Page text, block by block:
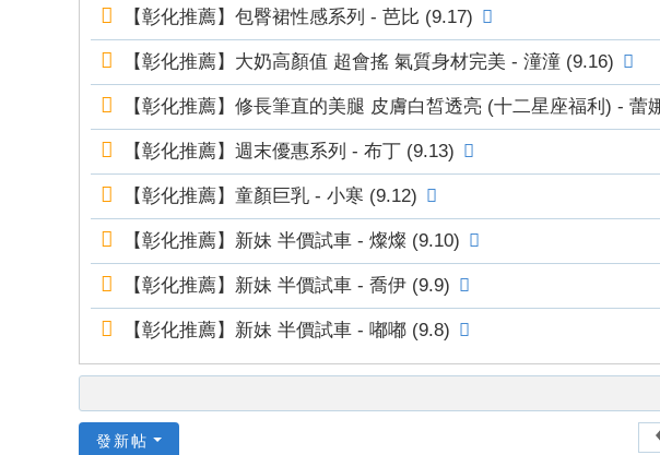
88
【彰化推薦】包臀裙性感系列 - 芭比 (9.17)
【彰化推薦】大奶高顏值 超會搖 氣質身材完美 - 潼潼 (9.16)
【彰化推薦】修長筆直的美腿 皮膚白皙透亮 (十二星座福利) - 蕾
【彰化推薦】週末優惠系列 - 布丁 (9.13)
【彰化推薦】童顏巨乳 - 小寒 (9.12)
【彰化推薦】新妹 半價試車 - 燦燦 (9.10)
【彰化推薦】新妹 半價試車 - 喬伊 (9.9)
【彰化推薦】新妹 半價試車 - 嘟嘟 (9.8)
發新帖